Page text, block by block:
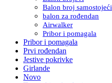
Balon broj samostojeći
balon za rođendan
Airwalker
Pribor i pomagala
Pribor i pomagala
Prvi rođendan
Jestive pokrivke
Girlande
Novo